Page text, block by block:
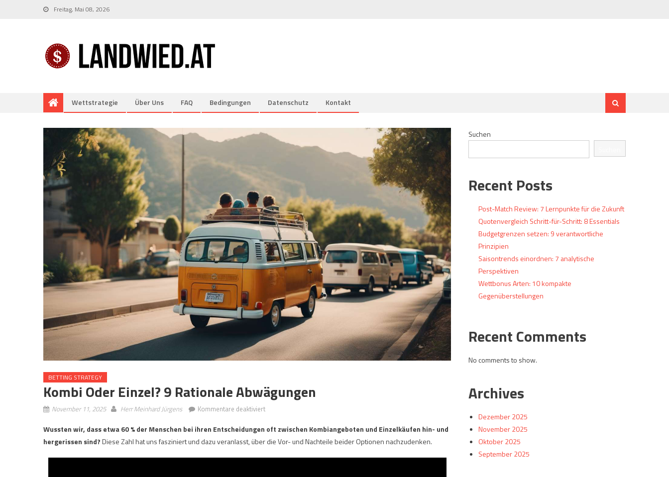
Freitag, Mai 08, 2026
Wettstrategie Über Uns FAQ Bedingungen Datenschutz Kontakt
BETTING STRATEGY
Kombi Oder Einzel? 9 Rationale Abwägungen
November 11, 2025 Herr Meinhard Jürgens Kommentare deaktiviertfür
oder
Einzel?
Wussten wir, dass etwa 60 % der Menschen bei ihren Entscheidungen oft zwischen Kombiangeboten und Einzelkäufen hin- und
hergerissen sind?Diese Zahl hat uns fasziniert und dazu veranlasst, über die Vor- und Nachteile beider Optionen nachzudenken.
Suchen
Recent Posts
Post-Match Review: 7 Lernpunkte für die Zukunft
Quotenvergleich Schritt-für-Schritt: 8 Essentials
Budgetgrenzen setzen: 9 verantwortliche
Prinzipien
Saisontrends einordnen: 7 analytische
Perspektiven
Wettbonus Arten: 10 kompakte
Gegenüberstellungen
Recent Comments
No comments to show.
Archives
Dezember 2025
November 2025
Oktober 2025
September 2025